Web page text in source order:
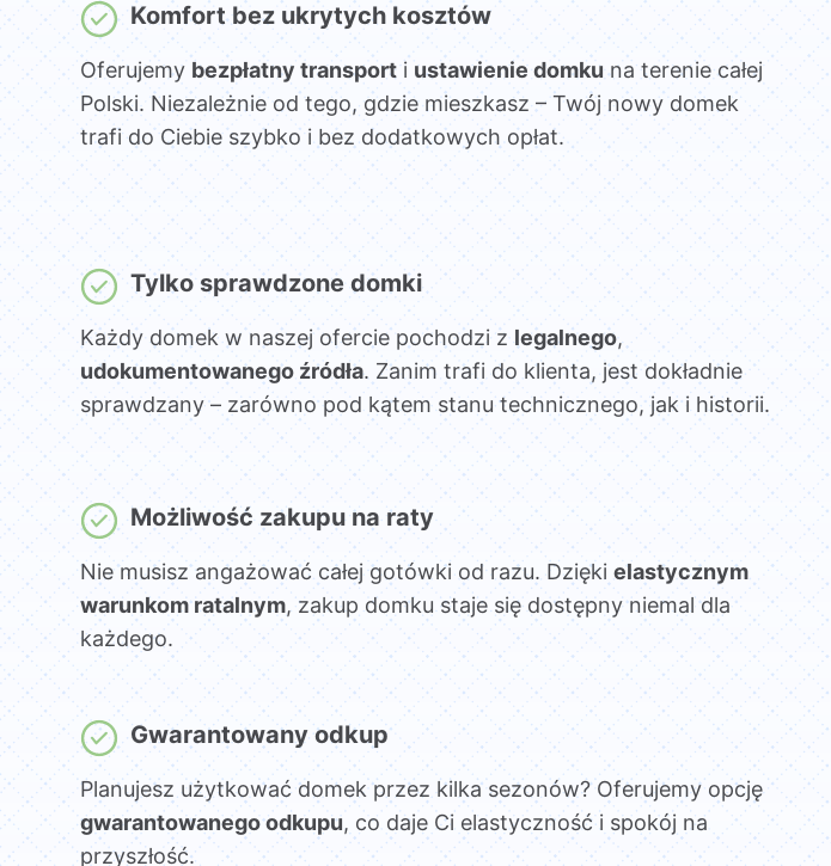
Komfort bez ukrytych kosztów
Oferujemy bezpłatny transport i ustawienie domku na terenie całej
Polski. Niezależnie od tego, gdzie mieszkasz – Twój nowy domek
trafi do Ciebie szybko i bez dodatkowych opłat.
Tylko sprawdzone domki
Każdy domek w naszej ofercie pochodzi zlegalnego,
udokumentowanego źródła. Zanim trafi do klienta, jest dokładnie
sprawdzany – zarówno pod kątem stanu technicznego, jak i historii.
Możliwość zakupu na raty
Nie musisz angażować całej gotówki od razu. Dziękielastycznym
warunkom ratalnym, zakup domku staje się dostępny niemal dla
każdego.
Gwarantowany odkup
Planujesz użytkować domek przez kilka sezonów? Oferujemy opcję
gwarantowanego odkupu, co daje Ci elastyczność i spokój na
przyszłość.